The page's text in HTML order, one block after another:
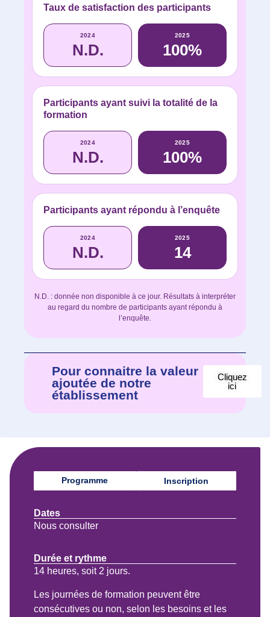
Programme Inscription
Dates
Nous consulter
Durée et rythme
14 heures, soit 2 jours.
Les journées de formation peuvent être
consécutives ou non, selon les besoins et les
Taux de satisfaction des participants
2024
N.D.
2025
100%
Participants ayant suivi la totalité de la
formation
2024
N.D.
2025
100%
Participants ayant répondu à l’enquête
2024
N.D.
2025
14
N.D. : donnée non disponible à ce jour. Résultats à interpréter
au regard du nombre de participants ayant répondu à
l’enquête.
Pour connaitre la valeur
ajoutée de notre
établissement
Cliquez
ici